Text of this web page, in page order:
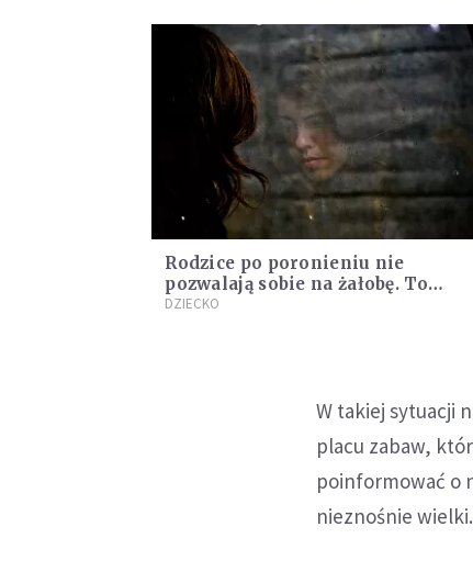
Rodzice po poronieniu nie
pozwalają sobie na żałobę. To
błąd
DZIECKO
W takiej sytuacji
placu zabaw,
poinformować o
nieznośnie wielki.